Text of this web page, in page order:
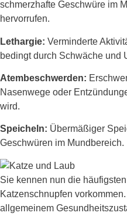
schmerzhafte Geschwüre im
hervorrufen.
Lethargie: Verminderte
bedingt durch Schwäche und
Atembeschwerden:
Nasenwege oder
wird.
Speicheln: Übermäßiger
Geschwüren im Mundbereich.
Sie kennen nun die
Katzenschnupfen
allgemeinem